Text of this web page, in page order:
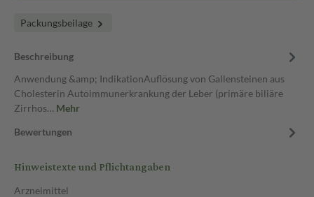
Packungsbeilage
Beschreibung
Anwendung &amp; IndikationAuflösung von Gallensteinen aus
Cholesterin Autoimmunerkrankung der Leber (primäre biliäre
Zirrhos… Mehr
Bewertungen
Hinweistexte und Pflichtangaben
Arzneimittel